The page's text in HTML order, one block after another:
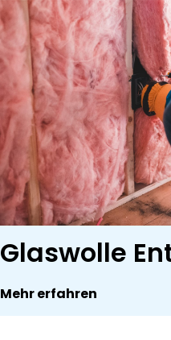
Glaswolle
Mehr erfahren